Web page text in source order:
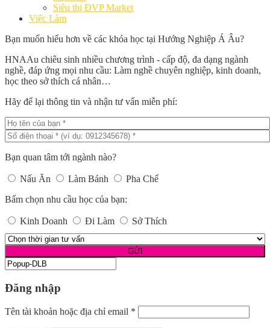
Siêu thị ĐVP Market
Việc Làm
Bạn muốn hiểu hơn về các khóa học tại Hướng Nghiệp Á Âu?
HNAAu chiêu sinh nhiều chương trình - cấp độ, đa dạng ngành
nghề, đáp ứng mọi nhu cầu: Làm nghề chuyên nghiệp, kinh doanh,
học theo sở thích cá nhân…
Hãy để lại thông tin và nhận tư vấn miễn phí:
Bạn quan tâm tới ngành nào?
Nấu Ăn Làm Bánh
Pha Chế
Bấm chọn nhu cầu học của bạn:
Kinh Doanh Đi Làm Sở Thích
Đăng nhập
Tên tài khoản hoặc địa chỉ email *